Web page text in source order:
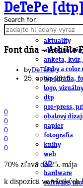
DeTePe [dtp]
ČLÁNKY
aktuality
akcie/
anketa, kvíz,
farby a color
typografia,
logo,
dtp
pre-press,
obalový
papier
fotografia
knihy
web
3D
hardware
software,
Search for:
Font dňa – Achille
byDeTePe
25. apríla 2015
0
0
0
0
0
70% zľava do 25. mája
k dispozícii vo všetkých